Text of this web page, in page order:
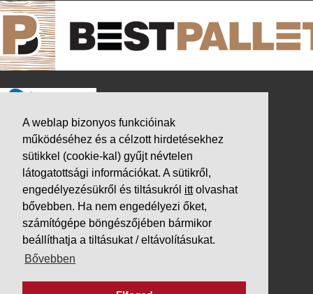
A weblap bizonyos funkcióinak
működéséhez és a célzott hirdetésekhez
sütikkel (cookie-kal) gyűjt névtelen
látogatottsági információkat. A sütikről,
engedélyezésükről és tiltásukról ittolvashat
bővebben. Ha nem engedélyezi őket,
számítógépe böngészőjében bármikor
beállíthatja a tiltásukat / eltávolításukat.
Bővebben
Autópálya díjak